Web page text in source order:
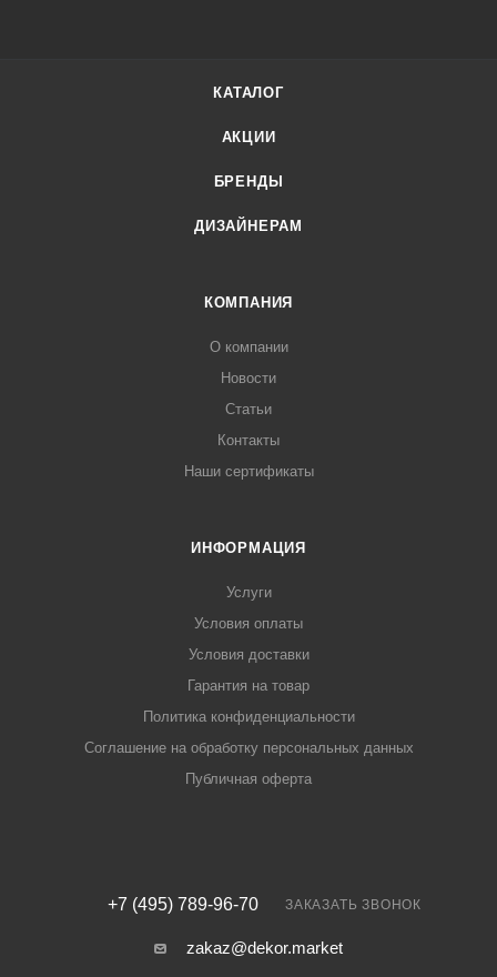
КАТАЛОГ
АКЦИИ
БРЕНДЫ
ДИЗАЙНЕРАМ
КОМПАНИЯ
О компании
Новости
Статьи
Контакты
Наши сертификаты
ИНФОРМАЦИЯ
Услуги
Условия оплаты
Условия доставки
Гарантия на товар
Политика конфиденциальности
Соглашение на обработку персональных данных
Публичная оферта
+7 (495) 789-96-70 ЗАКАЗАТЬ ЗВОНОК
zakaz@dekor.market